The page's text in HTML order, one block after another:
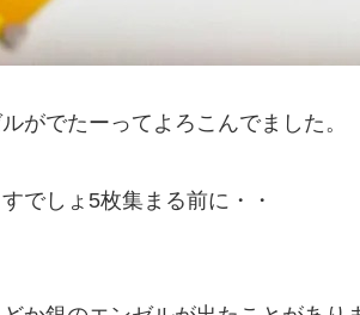
がでたーってよろこんでました。
でしょ5枚集まる前に・・